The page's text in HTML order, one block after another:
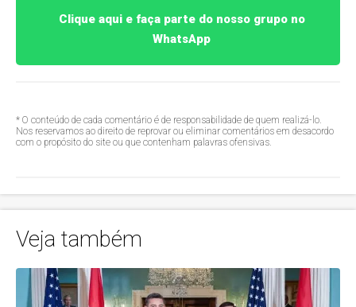
Clique aqui e faça parte do nosso grupo no
WhatsApp
* O conteúdo de cada comentário é de responsabilidade de quem realizá-lo.
Nos reservamos ao direito de reprovar ou eliminar comentários em desacordo
com o propósito do site ou que contenham palavras ofensivas.
Veja também